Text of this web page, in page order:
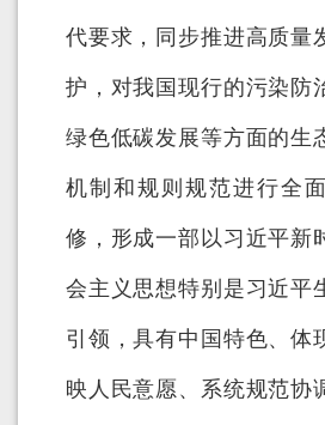
代要求，同步推进高质量
护，对我国现行的污染防
绿色低碳发展等方面的生
机制和规则规范进行全
修，形成一部以习近平新
会主义思想特别是习近平
引领，具有中国特色、体
映人民意愿、系统规范协